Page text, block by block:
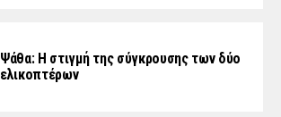
Ψάθα: Η στιγμή της σύγκρουσης των δύο
ελικοπτέρων